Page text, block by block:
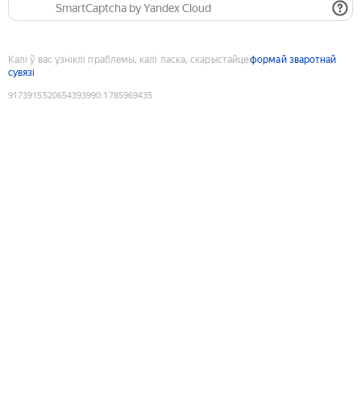
SmartCaptcha by Yandex Cloud
Калі ў вас узніклі праблемы, калі ласка, скарыстайцеформай зваротнай
сувязі
9173915520654393990:1785969435